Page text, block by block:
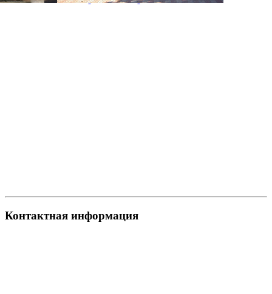
Контактная информация